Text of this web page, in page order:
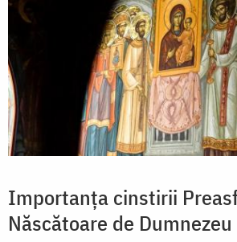
Importanța cinstirii
Născătoare de Dumnezeu